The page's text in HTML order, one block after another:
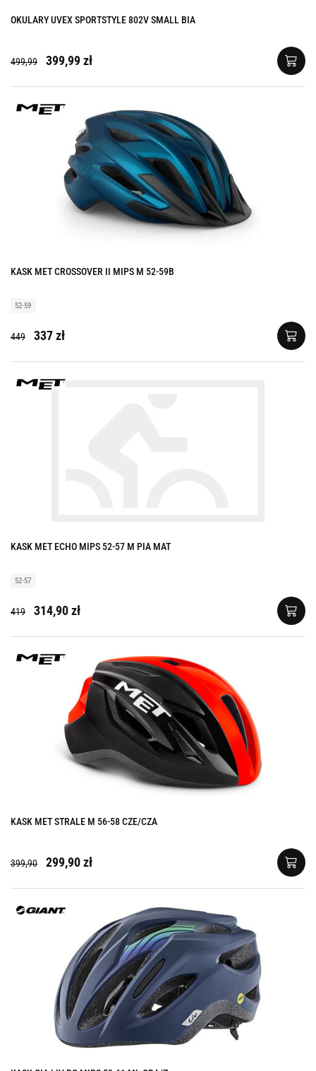
OKULARY UVEX SPORTSTYLE 802V SMALL BIA
499,99 399,99 zł
KASK MET CROSSOVER II MIPS M 52-59B
52-59
449 337 zł
KASK MET ECHO MIPS 52-57 M PIA MAT
52-57
419 314,90 zł
KASK MET STRALE M 56-58 CZE/CZA
399,90 299,90 zł